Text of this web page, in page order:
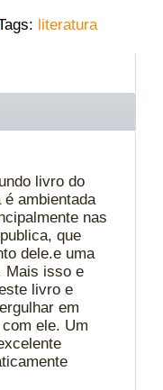
literatura
livro do
ambientada
nas
que
dele.e uma
Mais isso e
livro e
em
ele. Um